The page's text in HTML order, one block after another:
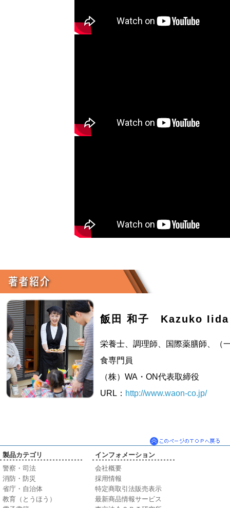
飯田 和子 Kazuko Iida
栄養士、調理師、国際薬膳師、（
食専門員
（株）WA・ON代表取締役
URL： http://www.waon-co.jp/
製品カテゴリ
警察・司法
消防・防災
省庁・自治体
教育（とうほう）
インフォメーション
会社概要
採用情報
特定商取引法販売表示
最新商品情報サービス